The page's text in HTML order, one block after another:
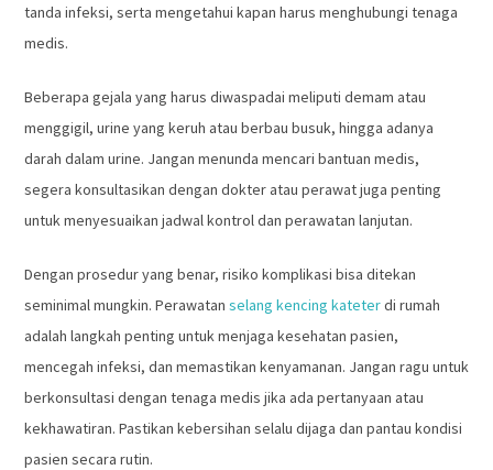
tanda infeksi, serta mengetahui kapan harus menghubungi tenaga
medis.
Beberapa gejala yang harus diwaspadai meliputi demam atau
menggigil, urine yang keruh atau berbau busuk, hingga adanya
darah dalam urine. Jangan menunda mencari bantuan medis,
segera konsultasikan dengan dokter atau perawat juga penting
untuk menyesuaikan jadwal kontrol dan perawatan lanjutan.
Dengan prosedur yang benar, risiko komplikasi bisa ditekan
seminimal mungkin. Perawatan selang kencing kateterdi rumah
adalah langkah penting untuk menjaga kesehatan pasien,
mencegah infeksi, dan memastikan kenyamanan. Jangan ragu untuk
berkonsultasi dengan tenaga medis jika ada pertanyaan atau
kekhawatiran. Pastikan kebersihan selalu dijaga dan pantau kondisi
pasien secara rutin.